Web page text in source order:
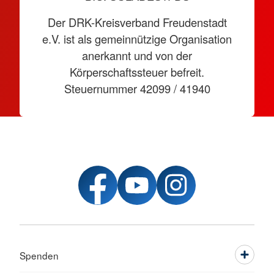
Der DRK-Kreisverband Freudenstadt
e.V. ist als gemeinnützige Organisation
anerkannt und von der
Körperschaftssteuer befreit.
Steuernummer 42099 / 41940
Spenden